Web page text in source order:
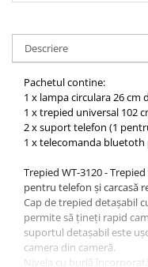
Descriere
Pachetul contine:
1 x lampa circulara 26 cm
1 x trepied universal 102
2 x suport telefon (1
1 x telecomanda
Trepied WT-3120 -
pentru telefon și carcasă
Cap de trepied detașabil
permite să țineți rapid
suportul detașabil este
camera din cameră.
Nivela cu burlă